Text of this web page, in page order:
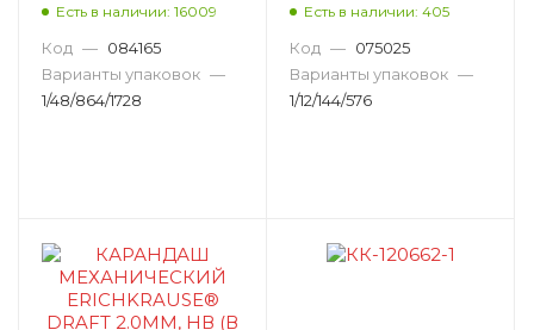
Есть в наличии: 16009
Код — 084165
Варианты упаковок —
1/48/864/1728
Есть в наличии: 405
Код — 075025
Варианты упаковок —
1/12/144/576